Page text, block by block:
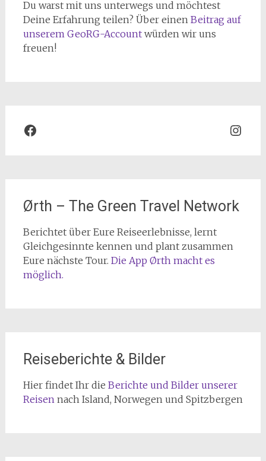
Du warst mit uns unterwegs und möchtest
Deine Erfahrung teilen? Über einen Beitrag auf
unserem GeoRG-Accountwürden wir uns
freuen!
Facebook
Ørth – The Green Travel Network
Berichtet über Eure Reiseerlebnisse, lernt
Gleichgesinnte kennen und plant zusammen
Eure nächste Tour. Die App Ørth macht es
möglich.
Reiseberichte & Bilder
Hier findet Ihr die Berichte und Bilder unserer
Reisennach Island, Norwegen und Spitzbergen